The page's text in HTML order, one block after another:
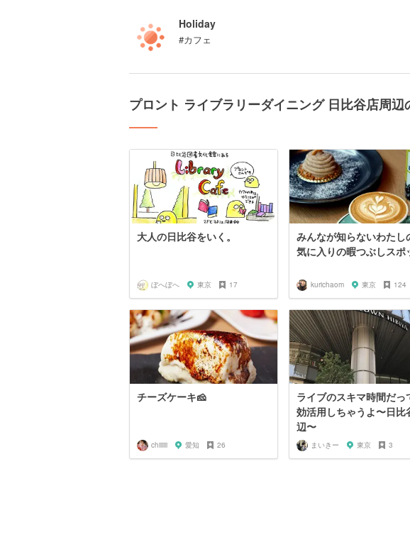
Holiday
#カフェ
プロント ライブラリーダイニング 日比谷店周
大人の日比谷をいく。
ぼへぼへ 東京 17
みんなが知らないわたし
気に入りの暇つぶしスポ
kurichaom 東京 124
チーズケーキ🧀
chiiiiii 愛知 26
ライブのスキマ時間だっ
効活用しちゃうよ〜日比
辺〜
まいきー 東京 3